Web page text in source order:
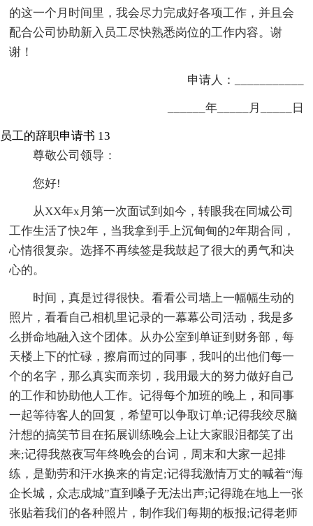
的这一个月时间里，我会尽力完成好各项工作，并且会
配合公司协助新入员工尽快熟悉岗位的工作内容。谢
谢！
申请人：___________
______年_____月_____日
员工的辞职申请书 13
尊敬公司领导：
您好!
从XX年x月第一次面试到如今，转眼我在同城公司
工作生活了快2年，当我拿到手上沉甸甸的2年期合同，
心情很复杂。选择不再续签是我鼓起了很大的勇气和决
心的。
时间，真是过得很快。看看公司墙上一幅幅生动的
照片，看看自己相机里记录的一幕幕公司活动，我是多
么拼命地融入这个团体。从办公室到单证到财务部，每
天楼上下的忙碌，擦肩而过的同事，我叫的出他们每一
个的名字，那么真实而亲切，我用最大的努力做好自己
的工作和协助他人工作。记得每个加班的晚上，和同事
一起等待客人的回复，希望可以争取订单;记得我绞尽脑
汁想的搞笑节目在拓展训练晚会上让大家眼泪都笑了出
来;记得我熬夜写年终晚会的台词，周末和大家一起排
练，是勤劳和汗水换来的肯定;记得我激情万丈的喊着“海
企长城，众志成城”直到嗓子无法出声;记得跪在地上一张
张贴着我们的各种照片，制作我们每期的板报;记得老师